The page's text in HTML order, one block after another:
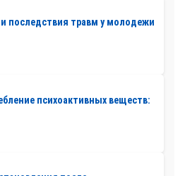
и последствия травм у молодежи
психоактивных веществ: